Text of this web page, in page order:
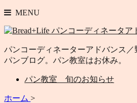
MENU
パンコーディネーターアドバンス
パンブログ。パン教室はお休み。
パン教室 旬のお知らせ
ホーム >